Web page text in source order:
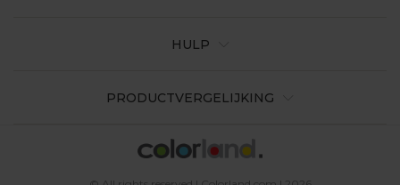
HULP
PRODUCTVERGELIJKING